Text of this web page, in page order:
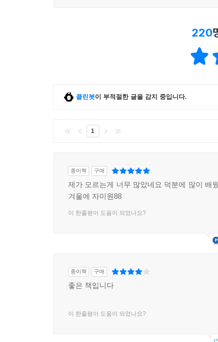
경우가 있습니다. 저는 가끔 3~4km 떨어진 프랜
가기 때문에 할증을 붙이지 않으면 잡을 이유
220
클린봇이 부적절한 글을 감지 중입니다.
1
종이책 구매
제가 모르는게 너무 많았네요 덕분에 많이
겨울에 자미원88
이 한줄평이 도움이 되었나요?
종이책 구매
좋은 책입니다
이 한줄평이 도움이 되었나요?